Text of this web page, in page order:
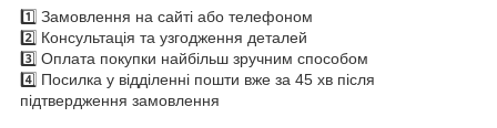
1️⃣ Замовлення на сайті або телефоном
2️⃣ Консультація та узгодження деталей
3️⃣ Оплата покупки найбільш зручним способом
4️⃣ Посилка у відділенні пошти вже за 45 хв після
підтвердження замовлення